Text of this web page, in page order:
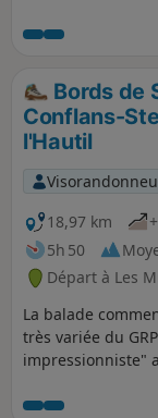
En attente d'un
Bords de
Conflans-
l'Hautil
18,97 km
5h 50
Départ à Les
La balade
très variée du
impressionniste"
Ariane et son